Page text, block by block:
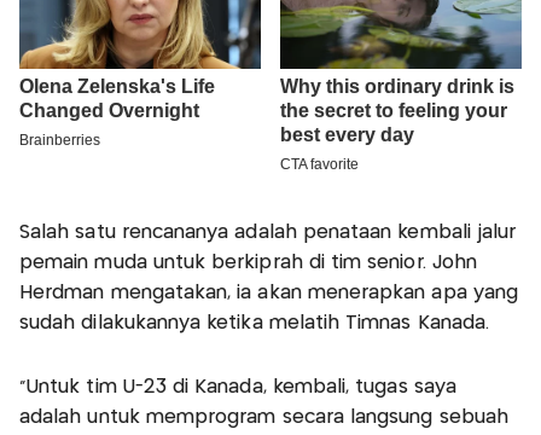
Salah satu rencananya adalah penataan kembali jalur
pemain muda untuk berkiprah di tim senior. John
Herdman mengatakan, ia akan menerapkan apa yang
sudah dilakukannya ketika melatih Timnas Kanada.
"Untuk tim U-23 di Kanada, kembali, tugas saya
adalah untuk memprogram secara langsung sebuah